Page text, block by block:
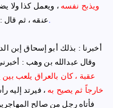
ويذبح نفسه ، ويعمل كذا ولا
عنقه ، ثم قال :
أخبرنا : بذلك أبو إسحاق إبن
وقال عبدالله بن وهب :
عقبة ، كان بالعراق يلعب
خارجاً ثم يصيح به ، فيرتد إليه
فأتاه رجل من صالح